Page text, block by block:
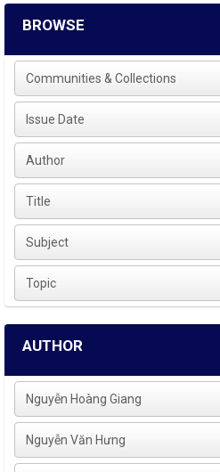
BROWSE
Communities & Collections
Issue Date
Author
Title
Subject
Topic
AUTHOR
Nguyễn Hoàng Giang
Nguyễn Văn Hưng